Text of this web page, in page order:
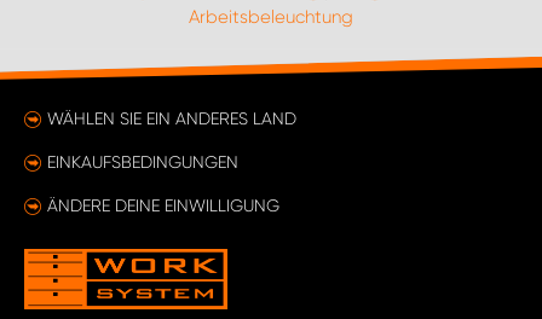
Arbeitsbeleuchtung
WÄHLEN SIE EIN ANDERES LAND
EINKAUFSBEDINGUNGEN
ÄNDERE DEINE EINWILLIGUNG